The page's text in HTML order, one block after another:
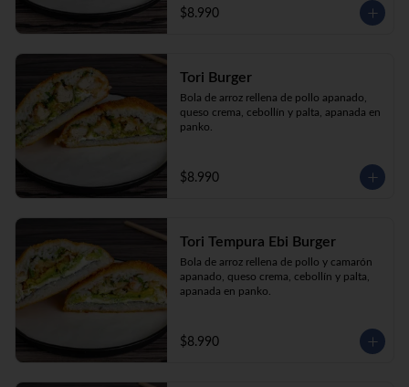
$8.990
Tori Burger
Bola de arroz rellena de pollo apanado,
queso crema, cebollín y palta, apanada en
panko.
$8.990
Tori Tempura Ebi Burger
Bola de arroz rellena de pollo y camarón
apanado, queso crema, cebollín y palta,
apanada en panko.
$8.990